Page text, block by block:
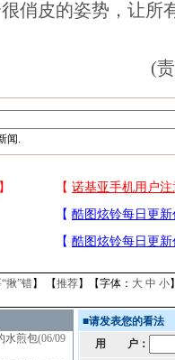
俏皮的姿势，让所
(
闻.
揪”错】 【推荐】【字体： 大 中 小
水煎包(06/09
■请发表您的看法
用 户：